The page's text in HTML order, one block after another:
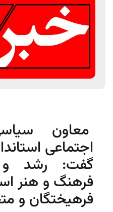
معاون
اجتماعی
گفت: رشد و
فرهنگ و هنر
فرهیختگان و